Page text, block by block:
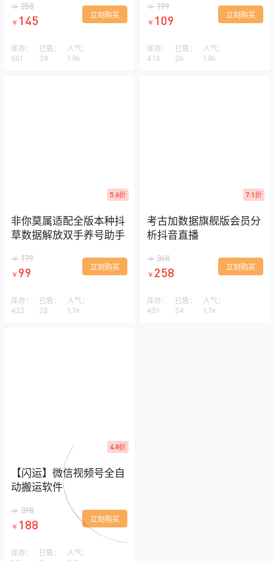
￥ 258
￥ 145 立刻购买
库存：
661
已售：
39
人气：
1.9k
￥ 199
￥ 109 立刻购买
库存：
474
已售：
26
人气：
1.8k
5.6折
非你莫属适配全版本种抖
草数据解放双手养号助手
￥ 179
￥ 99 立刻购买
库存：
422
已售：
28
人气：
1.7k
7.1折
考古加数据旗舰版会员分
析抖音直播
￥ 368
￥ 258 立刻购买
库存：
451
已售：
54
人气：
1.7k
4.8折
【闪运】微信视频号全自
动搬运软件
￥ 398
￥ 188 立刻购买
库存：
已售：
人气：